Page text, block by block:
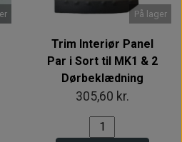
På lager
Trim Interiør Panel
Par i Sort til MK1 & 2
Dørbeklædning
305,60 kr.